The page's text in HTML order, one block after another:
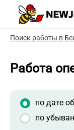
Поиск работы в
Работа
по дате
по